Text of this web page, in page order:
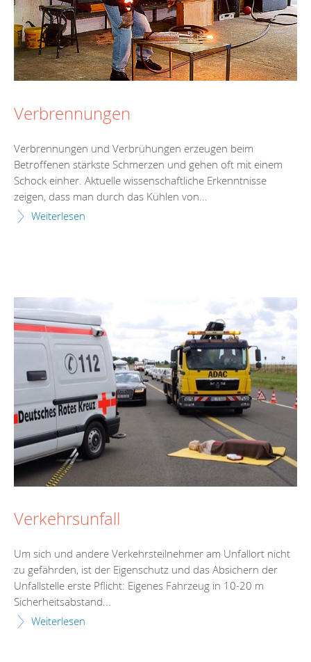
Verbrennungen
Verbrennungen und Verbrühungen erzeugen beim
Betroffenen stärkste Schmerzen und gehen oft mit einem
Schock einher. Aktuelle wissenschaftliche Erkenntnisse
zeigen, dass man durch das Kühlen von...
Weiterlesen
Verkehrsunfall
Um sich und andere Verkehrsteilnehmer am Unfallort nicht
zu gefährden, ist der Eigenschutz und das Absichern der
Unfallstelle erste Pflicht: Eigenes Fahrzeug in 10-20 m
Sicherheitsabstand...
Weiterlesen